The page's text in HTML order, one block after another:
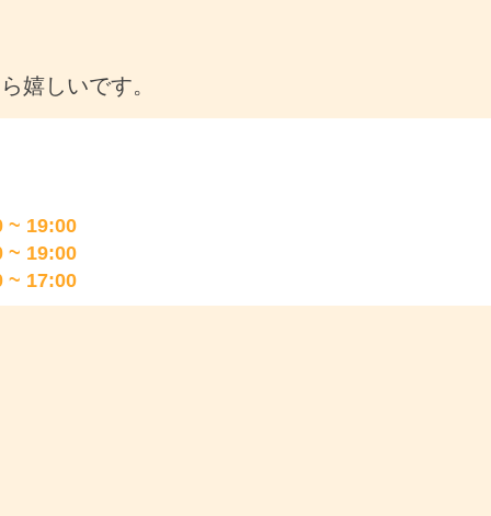
嬉しいです。
~ 19:00
~ 19:00
~ 17:00